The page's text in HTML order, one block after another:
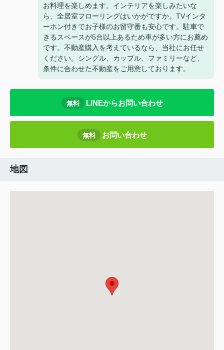
お料理を楽しめます。インテリアを楽しみたいな
ら、全居室フローリングはいかがですか。TVインタ
ーホン付きでお子様のお留守番も安心です。駐車で
きるスペースが5台以上あるため車が多い方にお薦め
です。不動産購入を考えているなら、当社にお任せ
ください。シングル、カップル、ファミリーなど、
条件に合わせた不動産をご用意しております。
無料 LINEからお問い合わせ
無料 お問い合わせ
地図